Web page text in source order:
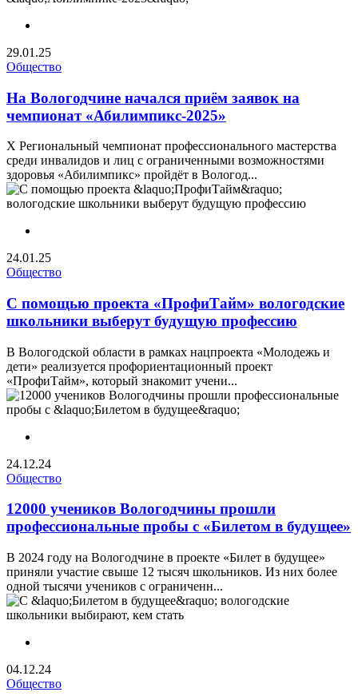
29.01.25
Общество
На Вологодчине начался приём заявок на
чемпионат «Абилимпикс-2025»
X Региональный чемпионат профессионального мастерства
среди инвалидов и лиц с ограниченными возможностями
здоровья «Абилимпикс» пройдёт в Вологод...
24.01.25
Общество
С помощью проекта «ПрофиТайм» вологодские
школьники выберут будущую профессию
В Вологодской области в рамках нацпроекта «Молодежь и
дети» реализуется профориентационный проект
«ПрофиТайм», который знакомит учени...
24.12.24
Общество
12000 учеников Вологодчины прошли
профессиональные пробы с «Билетом в будущее»
В 2024 году на Вологодчине в проекте «Билет в будущее»
приняли участие свыше 12 тысяч школьников. Из них более
одной тысячи учеников с ограниченн...
04.12.24
Общество